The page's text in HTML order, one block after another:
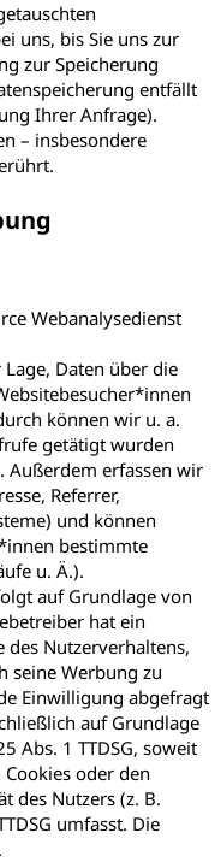
uns, bis Sie uns zur
zur Speicherung
entfällt
Ihrer Anfrage).
– insbesondere
Webanalysedienst
Daten über die
können wir u. a.
getätigt wurden
Außerdem erfassen wir
Referrer,
und können
bestimmte
u. Ä.).
auf Grundlage von
hat ein
des Nutzerverhaltens,
seine Werbung zu
Einwilligung abgefragt
auf Grundlage
Abs. 1 TTDSG, soweit
oder den
des Nutzers (z. B.
umfasst. Die